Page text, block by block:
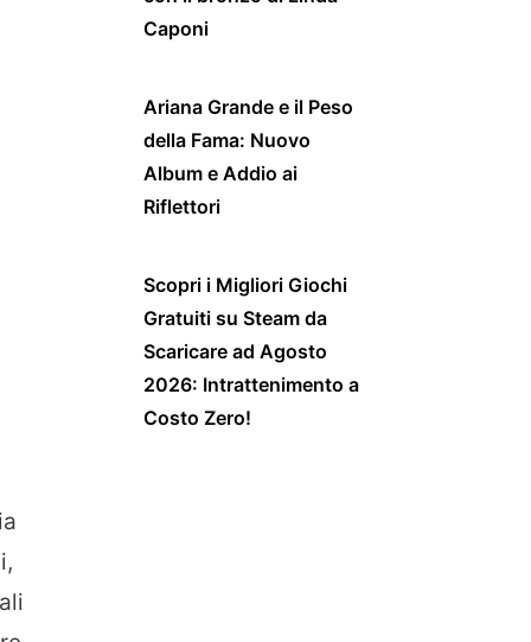
Caponi
Ariana Grande e il Peso
della Fama: Nuovo
Album e Addio ai
Riflettori
Scopri i Migliori Giochi
Gratuiti su Steam da
Scaricare ad Agosto
2026: Intrattenimento a
Costo Zero!